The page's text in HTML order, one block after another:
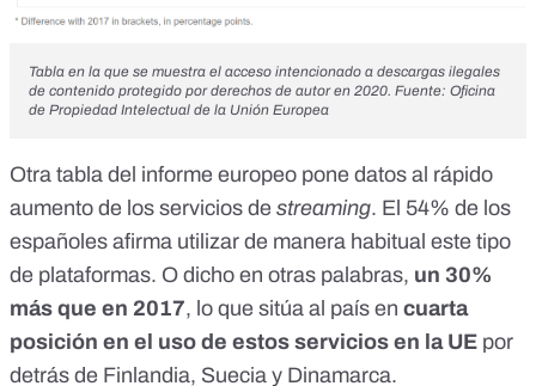
Tabla en la que se muestra el acceso intencionado a descargas ilegales
de contenido protegido por derechos de autor en 2020. Fuente: Oficina
de Propiedad Intelectual de la Unión Europea
Otra tabla del informe europeo pone datos al rápido
aumento de los servicios de streaming. El 54% de los
españoles afirma utilizar de manera habitual este tipo
de plataformas. O dicho en otras palabras, un 30%
más que en 2017, lo que sitúa al país en cuarta
posición en el uso de estos servicios en la UE por
detrás de Finlandia, Suecia y Dinamarca.